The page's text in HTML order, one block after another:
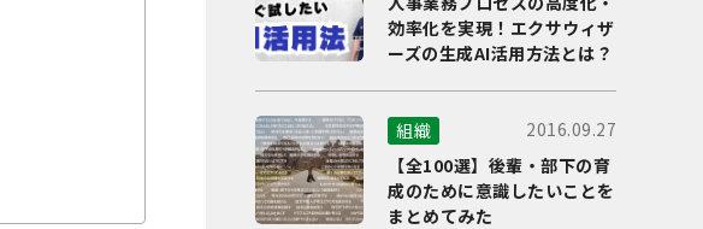
効率化を実現！エクサウィザ
ーズの生成AI活用方法とは？
組織
2016.09.27
【全100選】後輩・部下の育
成のために意識したいことを
まとめてみた